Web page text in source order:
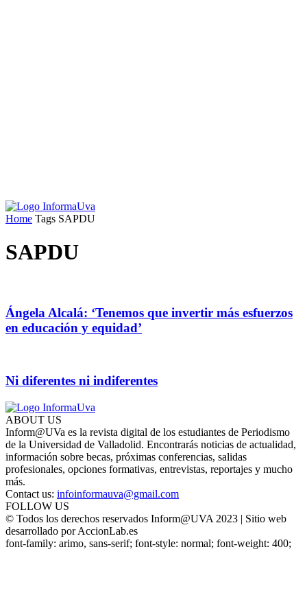
Home Tags SAPDU
SAPDU
Ángela Alcalá: ‘Tenemos que invertir más esfuerzos
en educación y equidad’
Ni diferentes ni indiferentes
ABOUT US
Inform@UVa es la revista digital de los estudiantes de Periodismo
de la Universidad de Valladolid. Encontrarás noticias de actualidad,
información sobre becas, próximas conferencias, salidas
profesionales, opciones formativas, entrevistas, reportajes y mucho
más.
Contact us: infoinformauva@gmail.com
FOLLOW US
© Todos los derechos reservados Inform@UVA 2023 | Sitio web
desarrollado por AccionLab.es
font-family: arimo, sans-serif; font-style: normal; font-weight: 400;